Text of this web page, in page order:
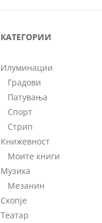
КАТЕГОРИИ
Илуминации
Градови
Патувања
Спорт
Стрип
Книжевност
Моите книги
Музика
Мезанин
Скопје
Театар